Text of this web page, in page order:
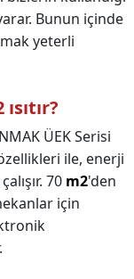
Bunun içinde
yeterli
ÜEK Serisi
ile, enerji
70 m2'den
için